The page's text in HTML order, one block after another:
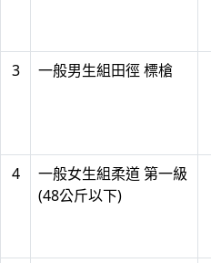
3 一般男生組田徑 標槍
4
一般女生組柔道 第一級
(48公斤以下)